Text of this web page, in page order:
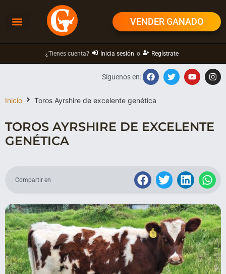
VENDER GANADO
¿Tienes cuenta? Inicia sesión o Regístrate
Inicio Toros Ayrshire de excelente genética
Síguenos en:
TOROS AYRSHIRE DE EXCELENTE
GENÉTICA
Compartir en